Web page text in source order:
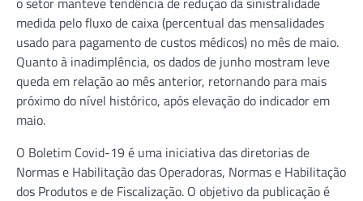
medida pelo fluxo de caixa (percentual das mensalidades
usado para pagamento de custos médicos) no mês de maio.
Quanto à inadimplência, os dados de junho mostram leve
queda em relação ao mês anterior, retornando para mais
próximo do nível histórico, após elevação do indicador em
maio.
O Boletim Covid-19 é uma iniciativa das diretorias de
Normas e Habilitação das Operadoras, Normas e Habilitação
dos Produtos e de Fiscalização. O objetivo da publicação é